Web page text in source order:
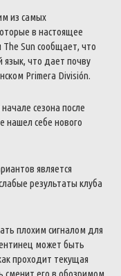
из самых
в настоящее
Sun сообщает, что
что дает почву
Primera División.
сезона после
нашел себе нового
является
результаты клуба
плохим сигналом для
может быть
проходит текущая
сменит его в обозримом